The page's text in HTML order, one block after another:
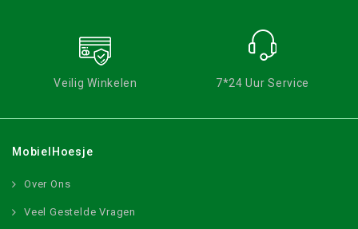
Veilig Winkelen 7*24 Uur Service
MobielHoesje
Over Ons
Veel Gestelde Vragen